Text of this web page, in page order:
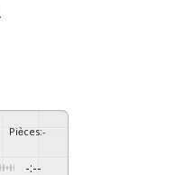
Pièces:-
-:--